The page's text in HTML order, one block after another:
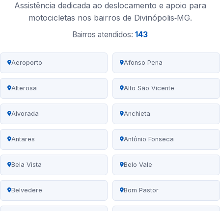
Assistência dedicada ao deslocamento e apoio para
motocicletas nos bairros de Divinópolis‑MG.
Bairros atendidos: 143
Aeroporto Afonso Pena
Alterosa Alto São Vicente
Alvorada Anchieta
Antares Antônio Fonseca
Bela Vista Belo Vale
Belvedere Bom Pastor